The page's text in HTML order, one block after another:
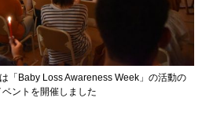
「Baby Loss Awareness Week」の活動の
ントを開催しました